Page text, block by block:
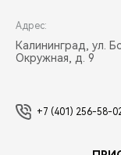
Адрес:
Калининград, ул.
Окружная, д. 9
+7 (401) 256-58-